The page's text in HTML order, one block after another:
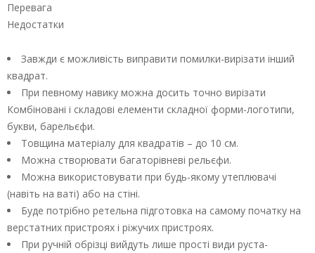
Перевага
Недостатки
Завжди є можливість виправити помилки-вирізати інший
квадрат.
При певному навику можна досить точно вирізати
Комбіновані і складові елементи складної форми-логотипи,
букви, барельєфи.
Товщина матеріалу для квадратів – до 10 см.
Можна створювати багаторівневі рельєфи.
Можна використовувати при будь-якому утеплювачі
(навіть на ваті) або на стіні.
Буде потрібно ретельна підготовка на самому початку на
верстатних пристроях і ріжучих пристроях.
При ручній обрізці вийдуть лише прості види руста-